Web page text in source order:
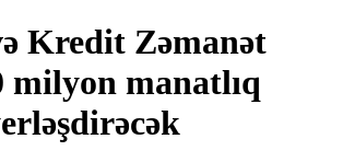
Kredit Zəmanət
milyon manatlıq